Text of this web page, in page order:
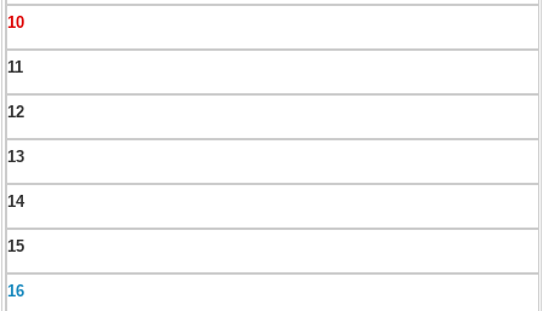
10
11
12
13
14
15
16